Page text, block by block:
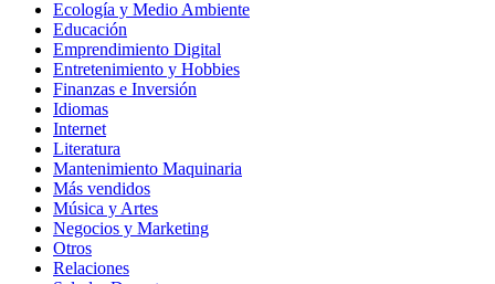
Ecología y Medio Ambiente
Educación
Emprendimiento Digital
Entretenimiento y Hobbies
Finanzas e Inversión
Idiomas
Internet
Literatura
Mantenimiento Maquinaria
Más vendidos
Música y Artes
Negocios y Marketing
Otros
Relaciones